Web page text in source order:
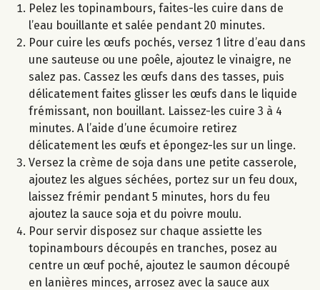
Pelez les topinambours, faites-les cuire dans de
l’eau bouillante et salée pendant 20 minutes.
Pour cuire les œufs pochés, versez 1 litre d’eau dans
une sauteuse ou une poêle, ajoutez le vinaigre, ne
salez pas. Cassez les œufs dans des tasses, puis
délicatement faites glisser les œufs dans le liquide
frémissant, non bouillant. Laissez-les cuire 3 à 4
minutes. A l’aide d’une écumoire retirez
délicatement les œufs et épongez-les sur un linge.
Versez la crème de soja dans une petite casserole,
ajoutez les algues séchées, portez sur un feu doux,
laissez frémir pendant 5 minutes, hors du feu
ajoutez la sauce soja et du poivre moulu.
Pour servir disposez sur chaque assiette les
topinambours découpés en tranches, posez au
centre un œuf poché, ajoutez le saumon découpé
en lanières minces, arrosez avec la sauce aux